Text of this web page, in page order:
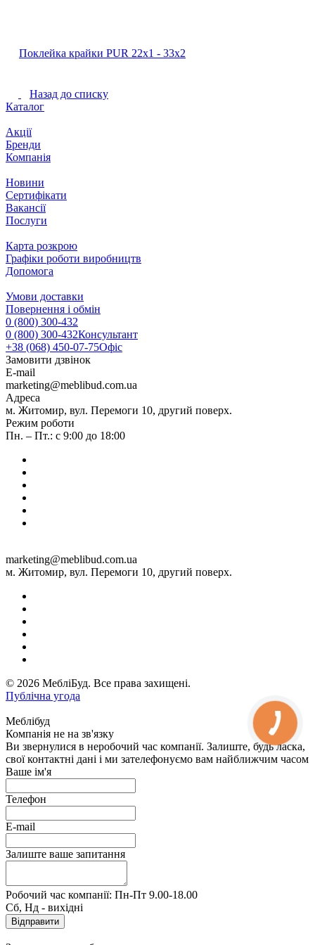
Поклейка крайки PUR 22х1 ‐ 33х2
Назад до списку
Каталог
Акції
Бренди
Компанія
Новини
Сертифікати
Вакансії
Послуги
Карта розкрою
Графіки роботи виробництв
Допомога
Умови доставки
Повернення і обмін
0 (800) 300-432
0 (800) 300-432Консультант
+38 (068) 450-07-75Офіс
Замовити дзвінок
E-mail
marketing@meblibud.com.ua
Адреса
м. Житомир, вул. Перемоги 10, другий поверх.
Режим роботи
Пн. – Пт.: с 9:00 до 18:00
marketing@meblibud.com.ua
м. Житомир, вул. Перемоги 10, другий поверх.
© 2026 МебліБуд. Все права захищені.
Публічна угода
Меблібуд
Компанія не на зв'язку
Ви звернулися в неробочий час компанії. Залиште, будь ласка,
свої контактні дані і ми зателефонуємо вам найближчим часом
Ваше ім'я
Телефон
E-mail
Залиште ваше запитання
Робочий час компанії: Пн-Пт 9.00-18.00
Сб, Нд - вихідні